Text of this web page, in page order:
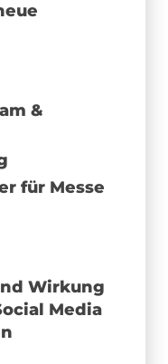
&
für Messe
Wirkung
Media